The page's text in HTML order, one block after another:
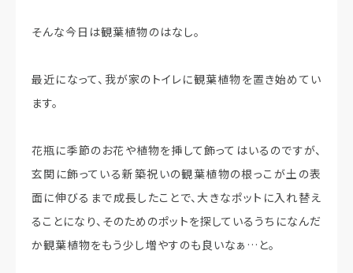
そんな今日は観葉植物のはなし。
最近になって、我が家のトイレに観葉植物を置き始めてい
ます。
花瓶に季節のお花や植物を挿して飾ってはいるのですが、
玄関に飾っている新築祝いの観葉植物の根っこが土の表
面に伸びるまで成長したことで、大きなポットに入れ替え
ることになり、そのためのポットを探しているうちになんだ
か観葉植物をもう少し増やすのも良いなぁ…と。